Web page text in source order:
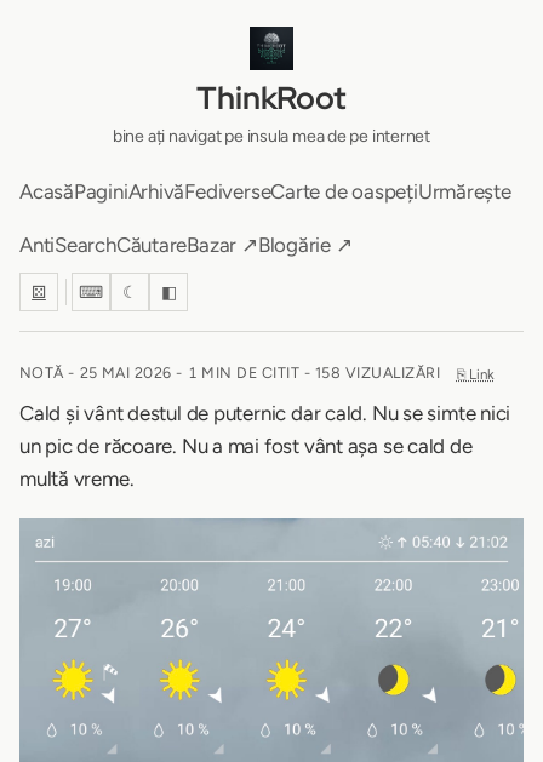
ThinkRoot
bine ați navigat pe insula mea de pe internet
AcasăPaginiArhivăFediverseCarte de oaspețiUrmărește
AntiSearchCăutareBazar ↗Blogărie ↗
⚄ ⌨ ☾ ◧
NOTĂ - 25 MAI 2026 - 1 MIN DE CITIT - 158 VIZUALIZĂRI ⎘ Link
Cald și vânt destul de puternic dar cald. Nu se simte nici
un pic de răcoare. Nu a mai fost vânt așa se cald de
multă vreme.